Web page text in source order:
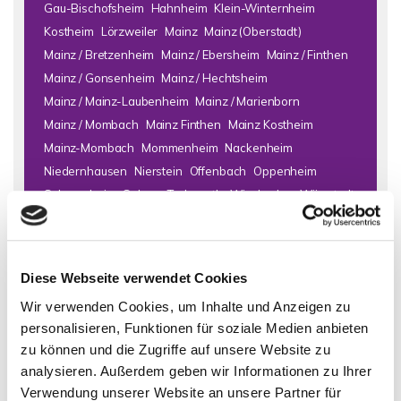
Diese Webseite verwendet Cookies
Wir verwenden Cookies, um Inhalte und Anzeigen zu
personalisieren, Funktionen für soziale Medien anbieten
zu können und die Zugriffe auf unsere Website zu
analysieren. Außerdem geben wir Informationen zu Ihrer
Verwendung unserer Website an unsere Partner für
Gau-Bischofsheim Hahnheim Klein-Winternheim
Kostheim Lörzweiler Mainz Mainz (Oberstadt)
Mainz / Bretzenheim Mainz / Ebersheim Mainz / Finthen
Mainz / Gonsenheim Mainz / Hechtsheim
Mainz / Mainz-Laubenheim Mainz / Marienborn
Mainz / Mombach Mainz Finthen Mainz Kostheim
Mainz-Mombach Mommenheim Nackenheim
Niedernhausen Nierstein Offenbach
Oppenheim
Schornsheim Selzen Todenroth Wiesbaden Wörrstadt
Zornheim
Immobilien Bad Kreuznach
Hauskauf Bad Kreuznach
Immobilienkauf Bad Kreuznach
Einfamilienhaus Bad
Kreuznach
Einfamilienhäuser Bad Kreuznach